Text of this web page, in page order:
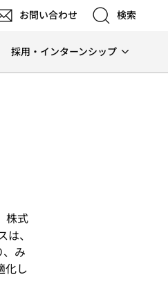
お問い合わせ 検索
採用・インターンシップ
株式
、
、み
化し